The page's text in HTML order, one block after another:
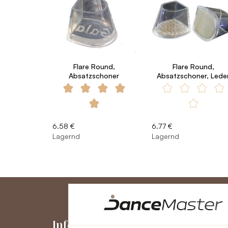
Flare Round,
Absatzschoner
6.58 €
Lagernd
Flare Round,
Absatzschoner,
6.77 €
Lagernd